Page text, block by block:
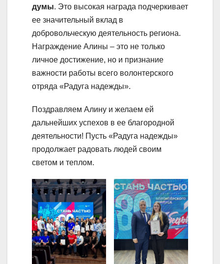
думы. Это высокая награда подчеркивает
ее значительный вклад в
добровольческую деятельность региона.
Награждение Алины – это не только
личное достижение, но и признание
важности работы всего волонтерского
отряда «Радуга надежды».
Поздравляем Алину и желаем ей
дальнейших успехов в ее благородной
деятельности! Пусть «Радуга надежды»
продолжает радовать людей своим
светом и теплом.